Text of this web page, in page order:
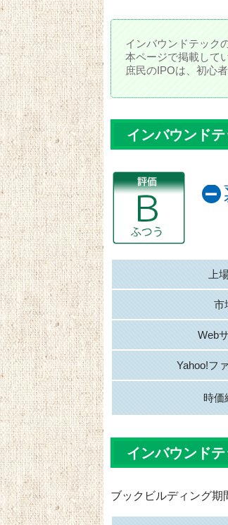
インバウンドテック
本ページで掲載して
庶民のIPOは、初心
インバウンド
上
市
Web
Yahoo!フ
時価
インバウンド
ブックビルディング期